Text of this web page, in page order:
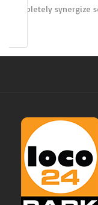
Completely synergize